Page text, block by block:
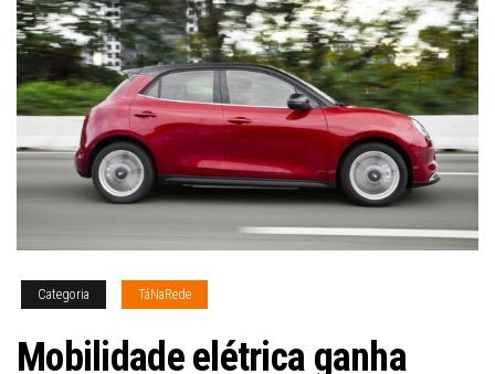
Categoria TáNaRede
Mobilidade elétrica ganha